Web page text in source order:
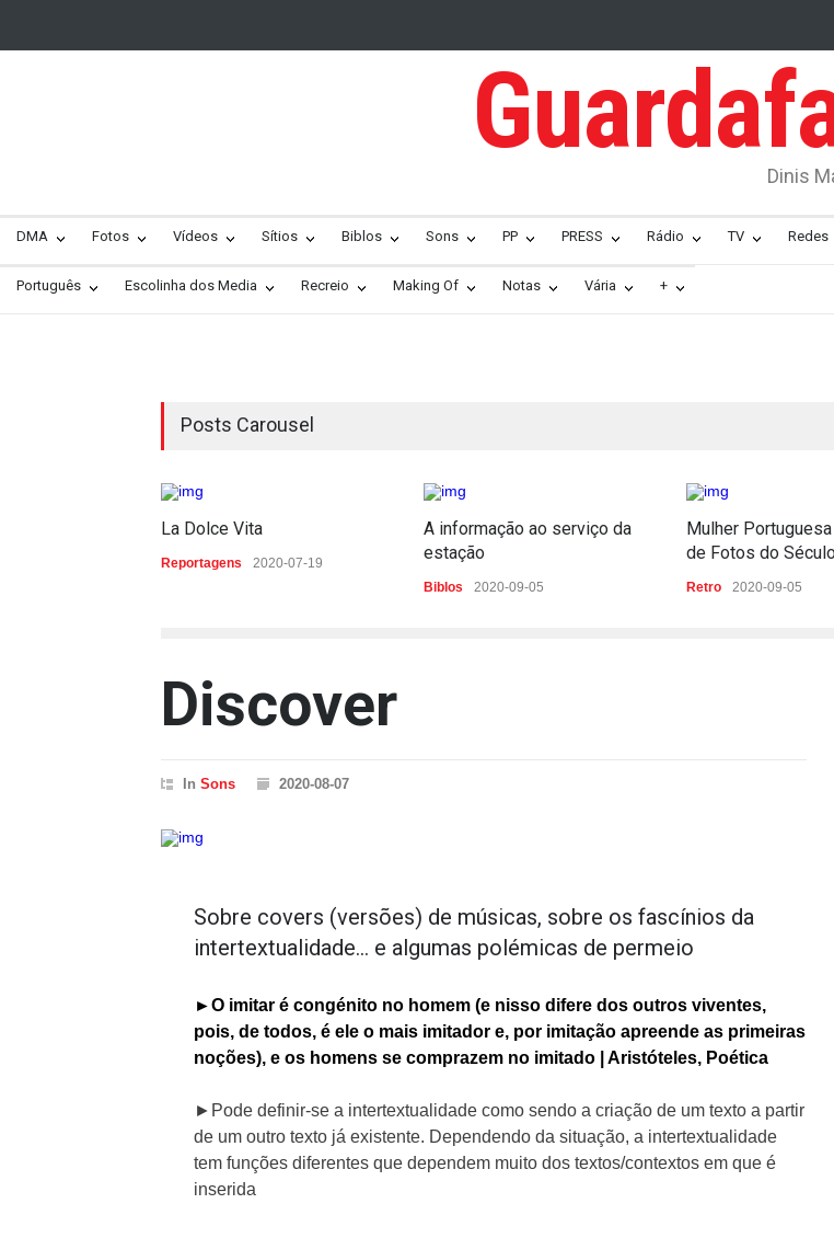
Dinis
DMA Fotos Vídeos Sítios Biblos Sons PP PRESS Rádio TV Redes
Português Escolinha dos Media Recreio Making Of Notas Vária +
Posts Carousel
La Dolce Vita
Reportagens 2020-07-19
A informação ao serviço da
estação
Biblos 2020-09-05
Mulher
de Fotos do
Retro 2020-09-05
Discover
In Sons 2020-08-07
Sobre covers (versões) de músicas, sobre os fascínios da
intertextualidade... e algumas polémicas de permeio
►O imitar é congénito no homem (e nisso difere dos outros viventes,
pois, de todos, é ele o mais imitador e, por imitação apreende as primeiras
noções), e os homens se comprazem no imitado | Aristóteles, Poética
►Pode definir-se a intertextualidade como sendo a criação de um texto a partir
de um outro texto já existente. Dependendo da situação, a intertextualidade
tem funções diferentes que dependem muito dos textos/contextos em que é
inserida